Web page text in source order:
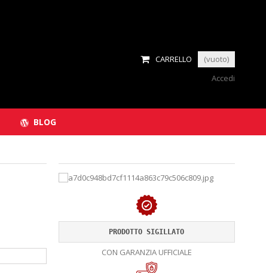
CARRELLO
(vuoto)
Accedi
BLOG
PRODOTTO SIGILLATO
CON GARANZIA UFFICIALE